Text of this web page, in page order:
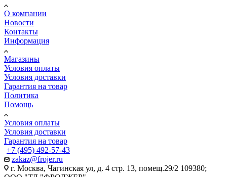
О компании
Новости
Контакты
Информация
Магазины
Условия оплаты
Условия доставки
Гарантия на товар
Политика
Помощь
Условия оплаты
Условия доставки
Гарантия на товар
+7 (495) 492-57-43
zakaz@frojer.ru
г. Москва, Чагинская ул, д. 4 стр. 13, помещ.29/2 109380;